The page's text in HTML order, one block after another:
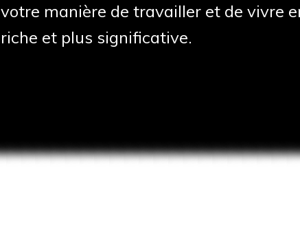
votre manière de travailler et de vivre
riche et plus significative.